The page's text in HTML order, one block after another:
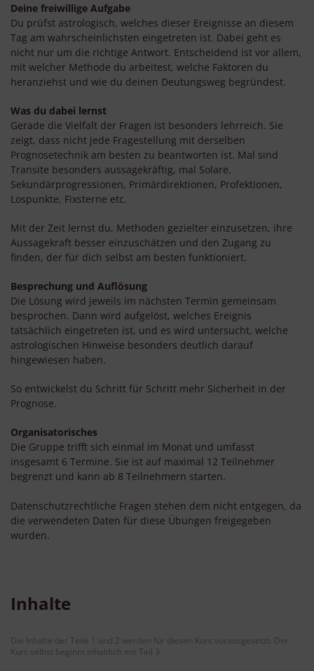
Deine freiwillige Aufgabe
Du prüfst astrologisch, welches dieser Ereignisse an diesem
Tag am wahrscheinlichsten eingetreten ist. Dabei geht es
nicht nur um die richtige Antwort. Entscheidend ist vor allem,
mit welcher Methode du arbeitest, welche Faktoren du
heranziehst und wie du deinen Deutungsweg begründest.
Was du dabei lernst
Gerade die Vielfalt der Fragen ist besonders lehrreich. Sie
zeigt, dass nicht jede Fragestellung mit derselben
Prognosetechnik am besten zu beantworten ist. Mal sind
Transite besonders aussagekräftig, mal Solare,
Sekundärprogressionen, Primärdirektionen, Profektionen,
Lospunkte, Fixsterne etc.
Mit der Zeit lernst du, Methoden gezielter einzusetzen, ihre
Aussagekraft besser einzuschätzen und den Zugang zu
finden, der für dich selbst am besten funktioniert.
Besprechung und Auflösung
Die Lösung wird jeweils im nächsten Termin gemeinsam
besprochen. Dann wird aufgelöst, welches Ereignis
tatsächlich eingetreten ist, und es wird untersucht, welche
astrologischen Hinweise besonders deutlich darauf
hingewiesen haben.
So entwickelst du Schritt für Schritt mehr Sicherheit in der
Prognose.
Organisatorisches
Die Gruppe trifft sich einmal im Monat und umfasst
insgesamt 6 Termine. Sie ist auf maximal 12 Teilnehmer
begrenzt und kann ab 8 Teilnehmern starten.
Datenschutzrechtliche Fragen stehen dem nicht entgegen, da
die verwendeten Daten für diese Übungen freigegeben
wurden.
Inhalte
Die Inhalte der Teile 1 und 2 werden für diesen Kurs vorausgesetzt. Der
Kurs selbst beginnt inhaltlich mit Teil 3.